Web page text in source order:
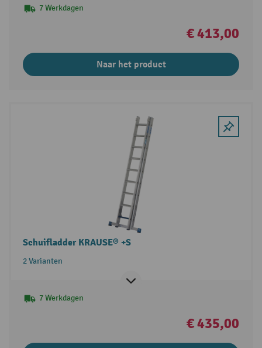
7 Werkdagen
€ 413,00
Naar het product
Schuifladder KRAUSE® +S
2 Varianten
7 Werkdagen
€ 435,00